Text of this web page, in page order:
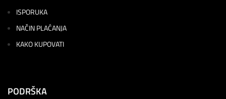
ISPORUKA
NAČIN PLAĆANJA
KAKO KUPOVATI
PODRŠKA